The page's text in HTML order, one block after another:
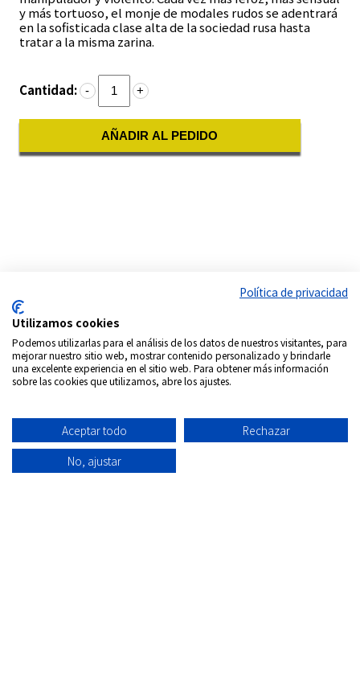
y más tortuoso, el monje de modales rudos se adentrará
en la sofisticada clase alta de la sociedad rusa hasta
tratar a la misma zarina.
Cantidad: - +
AÑADIR AL PEDIDO
Copyrigth © 2026Internacional DVD Spain - Tienda de
Todos los derechos Reservados
Política de privacidad
Utilizamos cookies
Podemos utilizarlas para el análisis de los datos de nuestros visitantes, para
mejorar nuestro sitio web, mostrar contenido personalizado y brindarle
una excelente experiencia en el sitio web. Para obtener más información
sobre las cookies que utilizamos, abre los ajustes.
Aceptar todo
Rechazar
No, ajustar